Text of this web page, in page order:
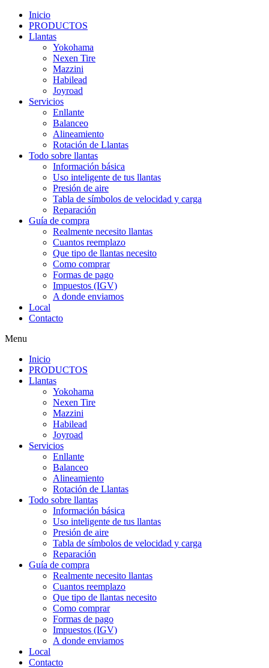
Inicio
PRODUCTOS
Llantas
Yokohama
Nexen Tire
Mazzini
Habilead
Joyroad
Servicios
Enllante
Balanceo
Alineamiento
Rotación de Llantas
Todo sobre llantas
Información básica
Uso inteligente de tus llantas
Presión de aire
Tabla de símbolos de velocidad y carga
Reparación
Guía de compra
Realmente necesito llantas
Cuantos reemplazo
Que tipo de llantas necesito
Como comprar
Formas de pago
Impuestos (IGV)
A donde enviamos
Local
Contacto
Menu
Inicio
PRODUCTOS
Llantas
Yokohama
Nexen Tire
Mazzini
Habilead
Joyroad
Servicios
Enllante
Balanceo
Alineamiento
Rotación de Llantas
Todo sobre llantas
Información básica
Uso inteligente de tus llantas
Presión de aire
Tabla de símbolos de velocidad y carga
Reparación
Guía de compra
Realmente necesito llantas
Cuantos reemplazo
Que tipo de llantas necesito
Como comprar
Formas de pago
Impuestos (IGV)
A donde enviamos
Local
Contacto